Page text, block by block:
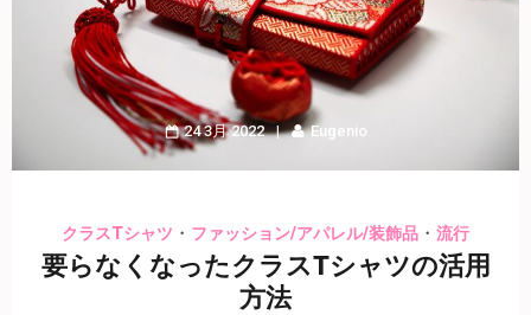
24 3月 2022 Eugenio
クラスTシャツ ・ ファッション/アパレル/装飾品 ・ 流行
要らなくなったクラスTシャツの活用
方法